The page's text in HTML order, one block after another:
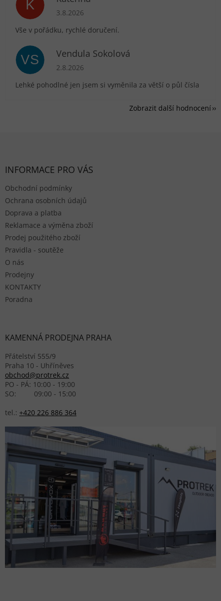
K Hodnocení obchodu je 5 z 5 hvězdiček.
3.8.2026
Vše v pořádku, rychlé doručení.
VS Vendula Sokolová
Hodnocení obchodu je 5 z 5 hvězdiček.
2.8.2026
Lehké pohodlné jen jsem si vyměnila za větší o půl čísla
Zobrazit další hodnocení
INFORMACE PRO VÁS
Obchodní podmínky
Ochrana osobních údajů
Doprava a platba
Reklamace a výměna zboží
Prodej použitého zboží
Pravidla - soutěže
O nás
Prodejny
KONTAKTY
Poradna
KAMENNÁ PRODEJNA PRAHA
Přátelství 555/9
Praha 10 - Uhříněves
obchod@protrek.cz
PO - PÁ: 10:00 - 19:00
SO: 09:00 - 15:00
tel.: +420 226 886 364